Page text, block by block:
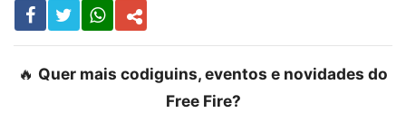
🔥 Quer mais codiguins, eventos e novidades do
Free Fire?